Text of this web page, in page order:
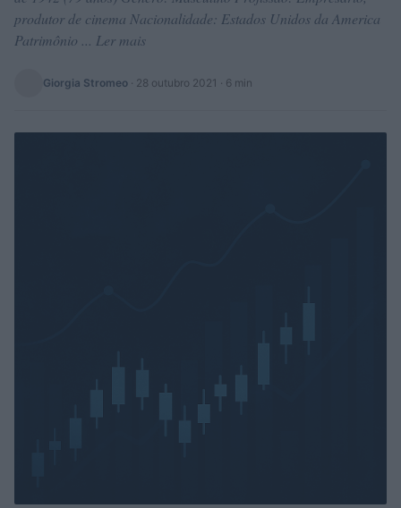
produtor de cinema Nacionalidade: Estados Unidos da America
Patrimônio ... Ler mais
Giorgia Stromeo · 28 outubro 2021 · 6 min